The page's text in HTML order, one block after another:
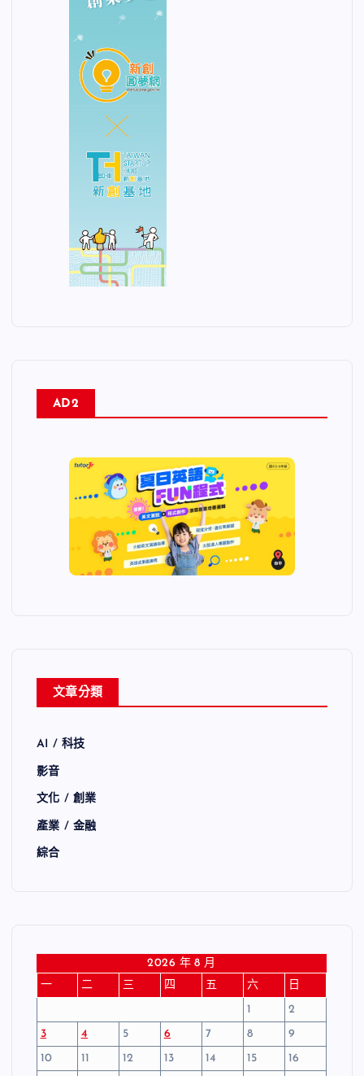
AD2
文章分類
AI / 科技
影音
文化 / 創業
產業 / 金融
綜合
2026 年 8 月
一
二 三 四 五 六
日
1
2
3
4 5 6 7 8
9
10
11 12 13 14 15
16